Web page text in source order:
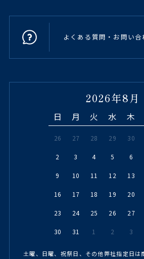
よくある質問・お問い合
2026年8月
日 月 火 水 木
26 27 28 29 30
2 3 4 5 6
9 10 11 12 13
16 17 18 19 20
23 24 25 26 27
30 31 1 2 3
土曜、日曜、祝祭日、その他弊社指定日は